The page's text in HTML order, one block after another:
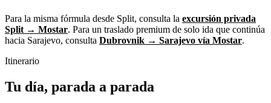
Para la misma fórmula desde Split, consulta la excursión privada
Split → Mostar. Para un traslado premium de solo ida que continúa
hacia Sarajevo, consulta Dubrovnik → Sarajevo vía Mostar.
Itinerario
Tu día, parada a parada